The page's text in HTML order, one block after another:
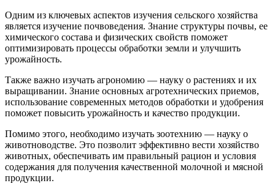
Одним из ключевых аспектов изучения сельского хозяйства
является изучение почвоведения. Знание структуры почвы, ее
химического состава и физических свойств поможет
оптимизировать процессы обработки земли и улучшить
урожайность.
Также важно изучать агрономию — науку о растениях и их
выращивании. Знание основных агротехнических приемов,
использование современных методов обработки и удобрения
поможет повысить урожайность и качество продукции.
Помимо этого, необходимо изучать зоотехнию — науку о
животноводстве. Это позволит эффективно вести хозяйство
животных, обеспечивать им правильный рацион и условия
содержания для получения качественной молочной и мясной
продукции.